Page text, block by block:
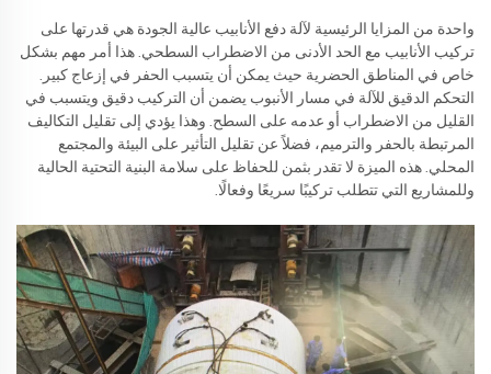
واحدة من المزايا الرئيسية لآلة دفع الأنابيب عالية الجودة هي قدرتها على
تركيب الأنابيب مع الحد الأدنى من الاضطراب السطحي. هذا أمر مهم بشكل
خاص في المناطق الحضرية حيث يمكن أن يتسبب الحفر في إزعاج كبير.
التحكم الدقيق للآلة في مسار الأنبوب يضمن أن التركيب دقيق ويتسبب في
القليل من الاضطراب أو عدمه على السطح. وهذا يؤدي إلى تقليل التكاليف
المرتبطة بالحفر والترميم، فضلاً عن تقليل التأثير على البيئة والمجتمع
المحلي. هذه الميزة لا تقدر بثمن للحفاظ على سلامة البنية التحتية الحالية
وللمشاريع التي تتطلب تركيبًا سريعًا وفعالًا.